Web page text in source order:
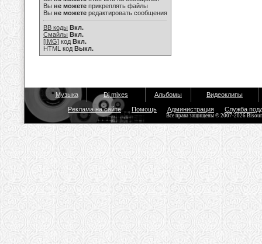
Вы не можете прикреплять файлы
Вы не можете редактировать сообщения
BB коды Вкл.
Смайлы Вкл.
[IMG] код Вкл.
HTML код Выкл.
Музыка Dj mixes Альбомы Видеоклипы
Реклама на сайте Помощь Администрация Служба
Все права защищены © 2007-2026